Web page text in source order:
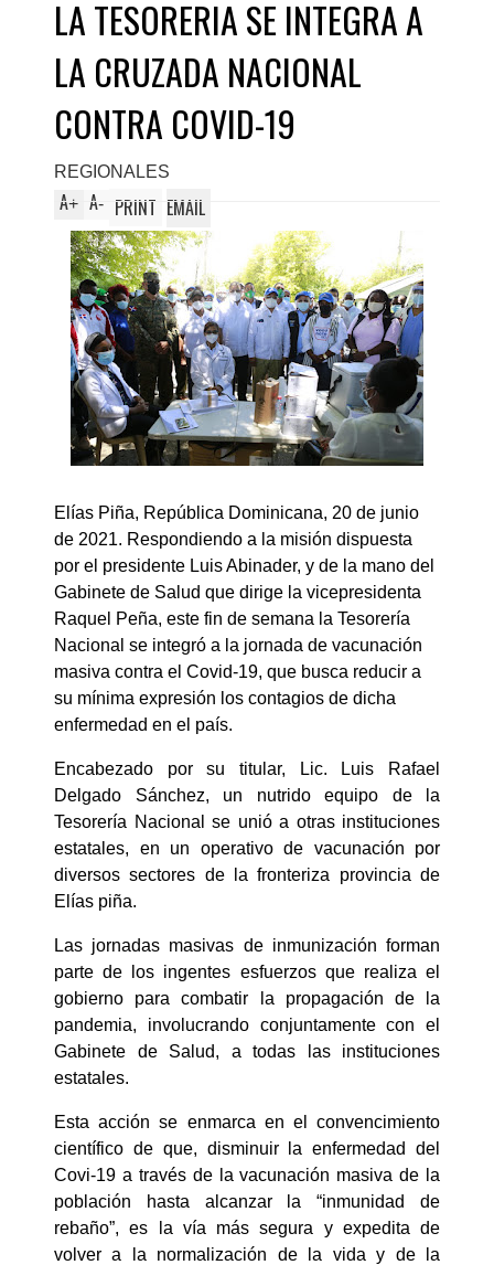
LA TESORERIA SE INTEGRA A
LA CRUZADA NACIONAL
CONTRA COVID-19
REGIONALES
A+ A- PRINT EMAIL
Elías Piña, República Dominicana, 20 de junio
de 2021. Respondiendo a la misión dispuesta
por el presidente Luis Abinader, y de la mano del
Gabinete de Salud que dirige la vicepresidenta
Raquel Peña, este fin de semana la Tesorería
Nacional se integró a la jornada de vacunación
masiva contra el Covid-19, que busca reducir a
su mínima expresión los contagios de dicha
enfermedad en el país.
Encabezado por su titular, Lic. Luis Rafael
Delgado Sánchez, un nutrido equipo de la
Tesorería Nacional se unió a otras instituciones
estatales, en un operativo de vacunación por
diversos sectores de la fronteriza provincia de
Elías piña.
Las jornadas masivas de inmunización forman
parte de los ingentes esfuerzos que realiza el
gobierno para combatir la propagación de la
pandemia, involucrando conjuntamente con el
Gabinete de Salud, a todas las instituciones
estatales.
Esta acción se enmarca en el convencimiento
científico de que, disminuir la enfermedad del
Covi-19 a través de la vacunación masiva de la
población hasta alcanzar la “inmunidad de
rebaño”, es la vía más segura y expedita de
volver a la normalización de la vida y de la